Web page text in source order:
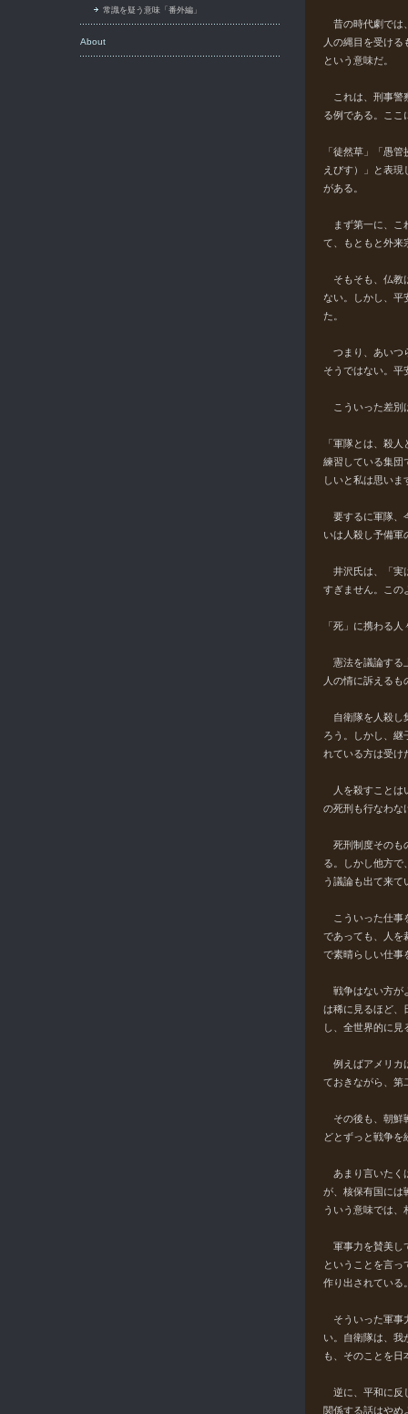
昔の時代劇では
人の縄目を受け
という意味だ。
これは、刑事警
る例である。ここ
「徒然草」「愚
えびす）」と表
がある。
まず第一に、こ
て、もともと外来
そもそも、仏教
ない。しかし、平
た。
つまり、あいつ
そうではない。平
こういった差別
「軍隊とは、殺
練習している集団
しいと私は思いま
要するに軍隊、
いは人殺し予備軍
井沢氏は、「実
すぎません。この
「死」に携わる
憲法を議論する
人の情に訴える
自衛隊を人殺し
ろう。しかし、継
れている方は受け
人を殺すことは
の死刑も行なわな
死刑制度そのも
る。しかし他方で
う議論も出て来て
こういった仕事
であっても、人を
で素晴らしい仕事
戦争はない方が
は稀に見るほど、
し、全世界的に
例えばアメリカ
ておきながら、第
その後も、朝鮮
どとずっと戦争を
あまり言いたく
が、核保有国には
ういう意味では
軍事力を賛美し
ということを言
作り出されている
そういった軍事
い。自衛隊は、我
も、そのことを
逆に、平和に反
関係する話はやめ
常識を疑う意味「番外編」
About